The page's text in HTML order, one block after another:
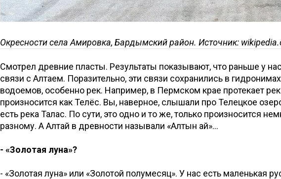
Окресности села Амировка, Бардымский район. Источник:
Смотрел древние пласты. Результаты показывают, что раньше у
связи с Алтаем. Поразительно, эти связи сохранились в
водоемов, особенно рек. Например, в Пермском крае протекает
произносится как Телёс. Вы, наверное, слышали про Телецкое
есть река Талас. По сути, это одно и то же, только произносится
разному. А Алтай в древности называли «Алтын ай»…
- «Золотая луна»?
- «Золотая луна» или «Золотой полумесяц». У нас есть маленькая